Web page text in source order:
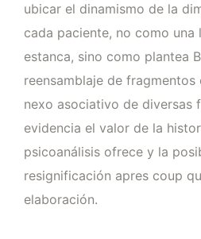
ubicar el dinamismo de la
cada paciente, no como una
estanca, sino como plantea
reensamblaje de fragmentos
nexo asociativo de diversas
evidencia el valor de la
psicoanálisis ofrece y la
resignificación apres coup
elaboración.